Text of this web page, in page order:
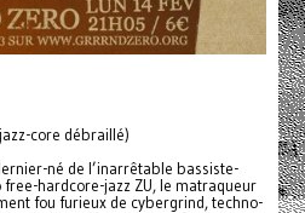
core débraillé)
né de l’inarrêtable bassiste-
hardcore-jazz ZU, le matraqueur
fou furieux de cybergrind, techno-